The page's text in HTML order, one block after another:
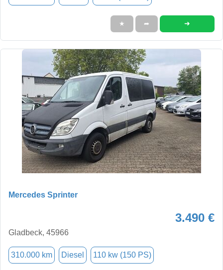
★ ➦ ➜
Mercedes Sprinter
3.490 €
Gladbeck, 45966
310.000 km Diesel 110 kw (150 PS)